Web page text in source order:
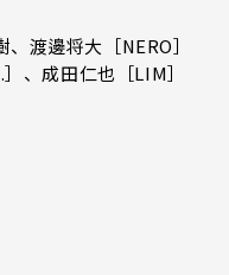
渡邊将大［NERO］
、成田仁也［LIM］